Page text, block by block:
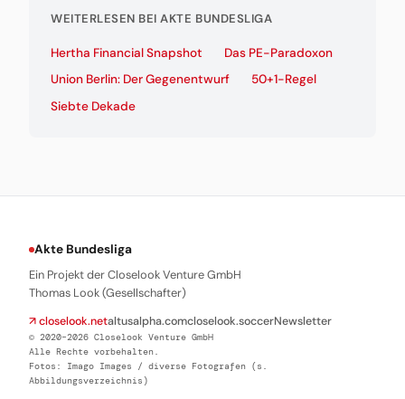
WEITERLESEN BEI AKTE BUNDESLIGA
Hertha Financial Snapshot
Das PE-Paradoxon
Union Berlin: Der Gegenentwurf
50+1-Regel
Siebte Dekade
Akte Bundesliga
Ein Projekt der Closelook Venture GmbH
Thomas Look (Gesellschafter)
↗ closelook.netaltusalpha.comcloselook.soccerNewsletter
© 2020–2026 Closelook Venture GmbH
Alle Rechte vorbehalten.
Fotos: Imago Images / diverse Fotografen (s.
Abbildungsverzeichnis)